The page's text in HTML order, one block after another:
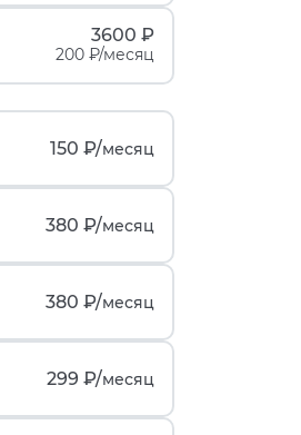
3600 ₽
200 ₽/месяц
150 ₽/месяц
380 ₽/месяц
380 ₽/месяц
299 ₽/месяц